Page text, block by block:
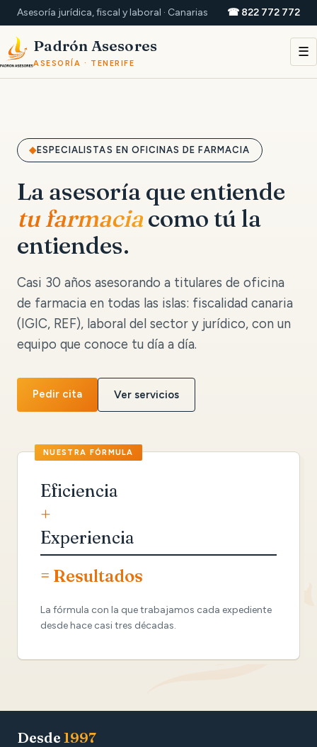
Asesoría jurídica, fiscal y laboral · Canarias ☎ 822 772 772
Padrón Asesores
ASESORÍA · TENERIFE
☰
ESPECIALISTAS EN OFICINAS DE FARMACIA
La asesoría que entiende
tu farmaciacomo tú la
entiendes.
Casi 30 años asesorando a titulares de oficina
de farmacia en todas las islas: fiscalidad canaria
(IGIC, REF), laboral del sector y jurídico, con un
equipo que conoce tu día a día.
Pedir cita Ver servicios
Eficiencia
+
Experiencia
= Resultados
La fórmula con la que trabajamos cada expediente
desde hace casi tres décadas.
Desde 1997